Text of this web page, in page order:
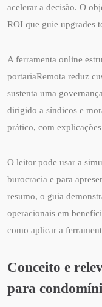
acelerar a decisão. O
ROI que guie upgrades
A ferramenta online
portariaRemota reduz
sustenta uma
dirigido a síndicos e
prático, com
O leitor pode usar a
burocracia e para
resumo, o guia
operacionais em
como aplicar a
Conceito e
para